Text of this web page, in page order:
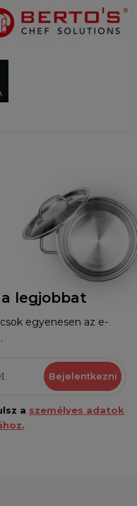
legjobbat
egyenesen az e-
Bejelentkezni
a személyes adatok